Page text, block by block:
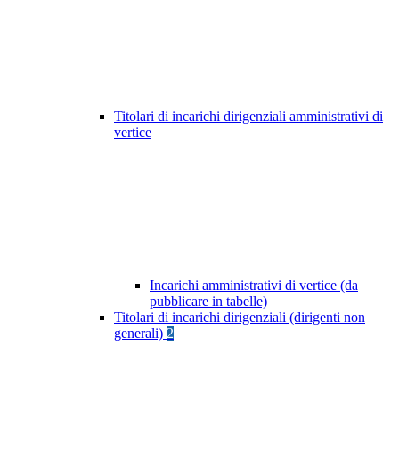
Titolari di incarichi dirigenziali amministrativi di
vertice
Incarichi amministrativi di vertice (da
pubblicare in tabelle)
Titolari di incarichi dirigenziali (dirigenti non
generali) 2